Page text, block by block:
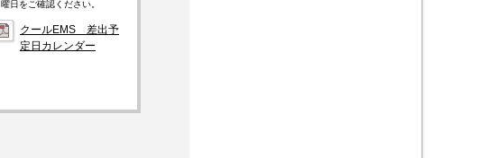
曜日をご確認ください。
クールEMS 差出予
定日カレンダー